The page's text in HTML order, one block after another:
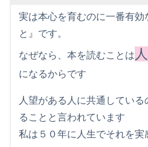
実は本心を育むのに一番有効
と』です。
なぜなら、本を読むことは
になるからです
人望がある人に共通してい
ることと言われています
私は５０年に人生でそれを実